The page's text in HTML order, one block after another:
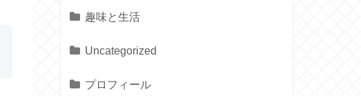
趣味と生活
Uncategorized
プロフィール